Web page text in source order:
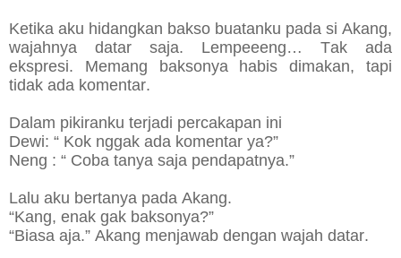
Ketika aku hidangkan bakso buatanku pada si Akang,
wajahnya datar saja. Lempeeeng… Tak ada
ekspresi. Memang baksonya habis dimakan, tapi
tidak ada komentar.
Dalam pikiranku terjadi percakapan ini
Dewi: “ Kok nggak ada komentar ya?”
Neng : “ Coba tanya saja pendapatnya.”
Lalu aku bertanya pada Akang.
“Kang, enak gak baksonya?”
“Biasa aja.” Akang menjawab dengan wajah datar.